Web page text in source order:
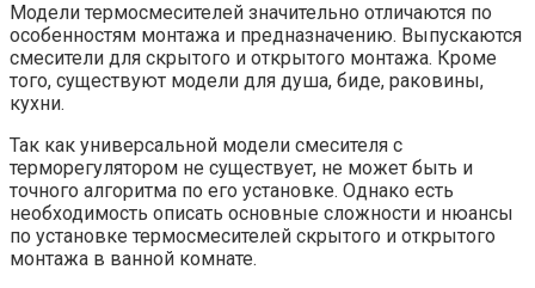
Модели термосмесителей значительно отличаются по
особенностям монтажа и предназначению. Выпускаются
смесители для скрытого и открытого монтажа. Кроме
того, существуют модели для душа, биде, раковины,
кухни.
Так как универсальной модели смесителя с
терморегулятором не существует, не может быть и
точного алгоритма по его установке. Однако есть
необходимость описать основные сложности и нюансы
по установке термосмесителей скрытого и открытого
монтажа в ванной комнате.